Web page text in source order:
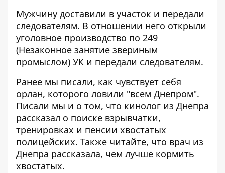
Мужчину доставили в участок и передали
следователям. В отношении него открыли
уголовное производство по 249
(Незаконное занятие звериным
промыслом) УК и передали следователям.
Ранее мы писали, как чувствует себя
орлан, которого ловили "всем Днепром".
Писали мы и о том, что кинолог из Днепра
рассказал о поиске взрывчатки,
тренировках и пенсии хвостатых
полицейских. Также читайте, что врач из
Днепра рассказала, чем лучше кормить
хвостатых.